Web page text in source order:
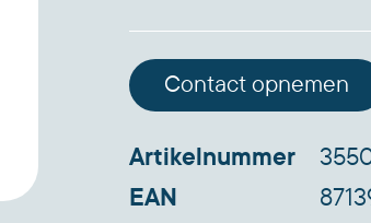
vocht. Profiel met
papierformaat A4.
*Zichtbaar 190x277
*Profielbreedte 25 mm
Contact opnemen
Artikelnummer
EAN